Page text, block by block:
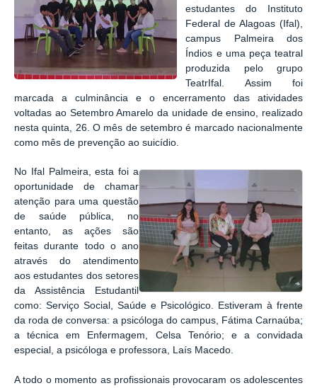
estudantes do Instituto
Federal de Alagoas (Ifal),
campus Palmeira dos
Índios e uma peça teatral
produzida pelo grupo
TeatrIfal. Assim foi
marcada a culminância e o encerramento das atividades
voltadas ao Setembro Amarelo da unidade de ensino, realizado
nesta quinta, 26. O mês de setembro é marcado nacionalmente
como mês de prevenção ao suicídio.
No Ifal Palmeira, esta foi a
oportunidade de chamar
atenção para uma questão
de saúde pública, no
entanto, as ações são
feitas durante todo o ano
através do atendimento
aos estudantes dos setores
da Assistência Estudantil
como: Serviço Social, Saúde e Psicológico. Estiveram à frente
da roda de conversa: a psicóloga do campus, Fátima Carnaúba;
a técnica em Enfermagem, Celsa Tenório; e a convidada
especial, a psicóloga e professora, Laís Macedo.
A todo o momento as profissionais provocaram os adolescentes